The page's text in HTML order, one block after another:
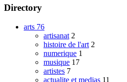
Directory
arts 76
artisanat 2
histoire de l'art 2
numerique 1
musique 17
artistes 7
actualite et medias 11